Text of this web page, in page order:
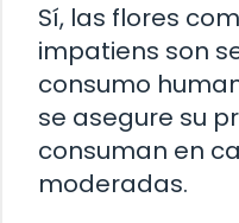
Sí, las flores
impatiens son
consumo
se asegure su
consuman en
moderadas.